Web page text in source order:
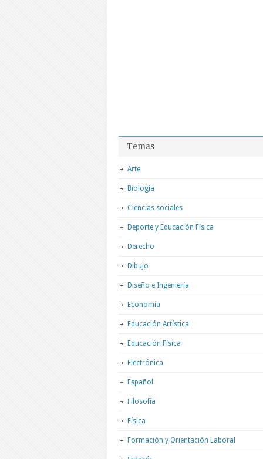
Temas
Arte
Biología
Ciencias sociales
Deporte y Educación Física
Derecho
Dibujo
Diseño e Ingeniería
Economía
Educación Artística
Educación Física
Electrónica
Español
Filosofía
Física
Formación y Orientación Laboral